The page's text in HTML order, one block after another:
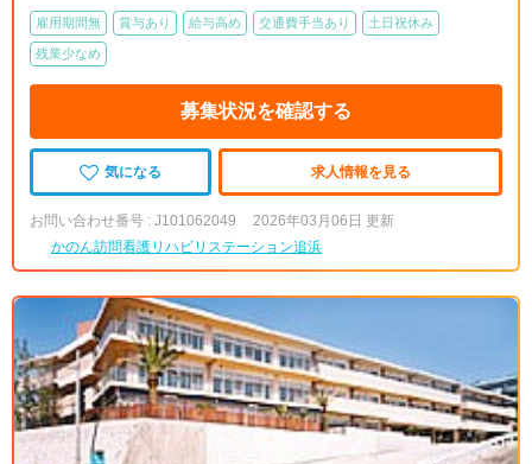
雇用期間無 賞与あり 給与高め 交通費手当あり 土日祝休み
残業少なめ
募集状況を確認する
気になる 求人情報を見る
お問い合わせ番号 : J101062049
2026年03月06日 更新
かのん訪問看護リハビリステーション追浜